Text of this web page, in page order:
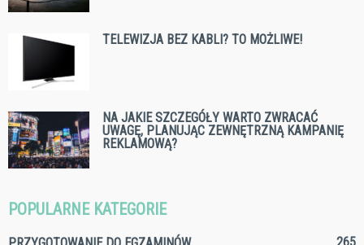
TELEWIZJA BEZ KABLI? TO MOŻLIWE!
NA JAKIE SZCZEGÓŁY WARTO ZWRACAĆ
UWAGĘ, PLANUJĄC ZEWNĘTRZNĄ KAMPANIĘ
REKLAMOWĄ?
POPULARNE KATEGORIE